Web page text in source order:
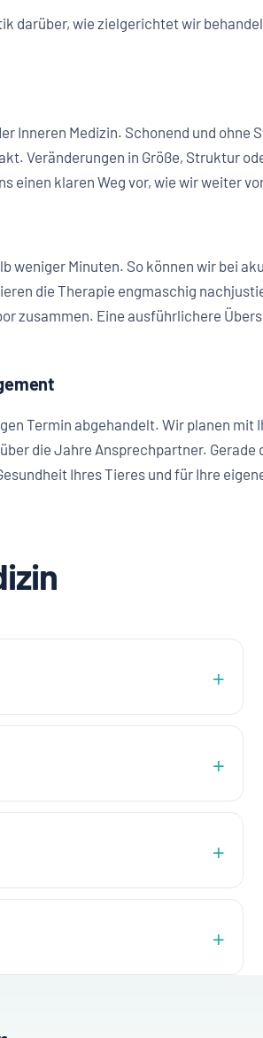
darüber, wie zielgerichtet wir
Inneren Medizin. Schonend und ohne
Veränderungen in Größe, Struktur
einen klaren Weg vor, wie wir weiter
weniger Minuten. So können wir bei
die Therapie engmaschig
zusammen. Eine ausführlichere
Termin abgehandelt. Wir planen mit
die Jahre Ansprechpartner.
Ihres Tieres und für Ihre